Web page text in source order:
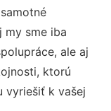
my sme iba
ale aj
ktorú
vyriešiť k vašej